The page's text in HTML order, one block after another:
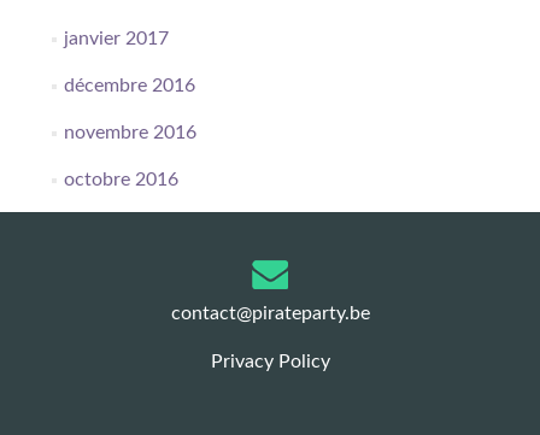
janvier 2017
décembre 2016
novembre 2016
octobre 2016
contact@pirateparty.be
Privacy Policy